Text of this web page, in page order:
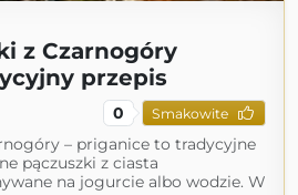
z Czarnogóry
przepis
0 Smakowite
– priganice to tradycyjne
pączuszki z ciasta
na jogurcie albo wodzie. W